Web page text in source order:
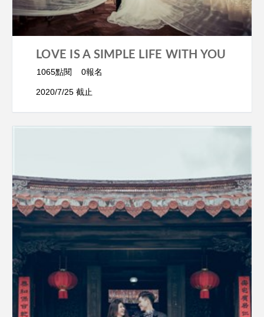
LOVE IS A SIMPLE LIFE WITH YOU
1065點閱 0報名
2020/7/25 截止